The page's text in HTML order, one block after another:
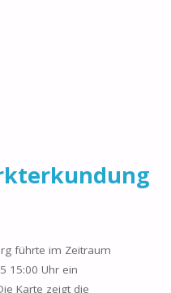
führte im Zeitraum
15:00 Uhr ein
Karte zeigt die